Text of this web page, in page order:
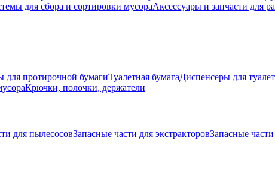
для сбора и сортировки мусораАксессуары и запчасти для
для протирочной бумагиТуалетная бумагаДиспенсеры для
Крючки, полочки, держатели
для пылесосовЗапасные части для экстракторовЗапасные